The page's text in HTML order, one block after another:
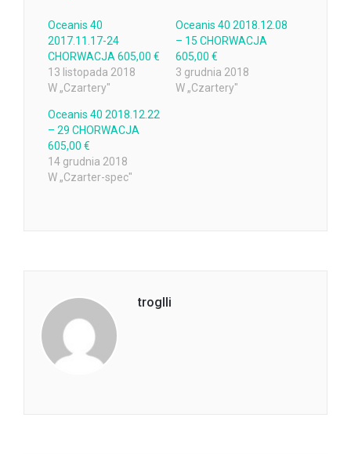
Oceanis 40
2017.11.17-24
CHORWACJA 605,00 €
13 listopada 2018
W „Czartery"
Oceanis 40 2018.12.08
– 15 CHORWACJA
605,00 €
3 grudnia 2018
W „Czartery"
Oceanis 40 2018.12.22
– 29 CHORWACJA
605,00 €
14 grudnia 2018
W „Czarter-spec"
troglli